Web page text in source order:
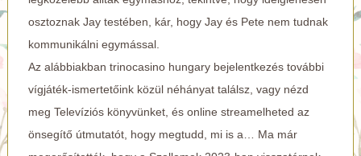
osztoznak Jay testében, kár, hogy Jay és Pete nem tudnak
kommunikálni egymással.
Az alábbiakban trinocasino hungary bejelentkezéstovábbi
vígjáték-ismertetőink közül néhányat találsz, vagy nézd
meg Televíziós könyvünket, és online streamelheted az
önsegítő útmutatót, hogy megtudd, mi is a… Ma már